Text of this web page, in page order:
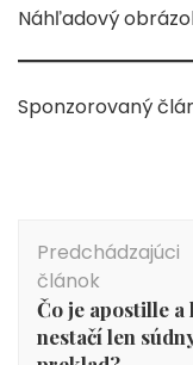
Náhľadový
Sponzorovaný
Navigácia
článku
Predchádzajúci
článok
Čo je apostille a
nestačí len